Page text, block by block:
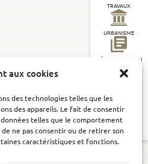
aux cookies
des technologies telles que les
des appareils. Le fait de consentir
telles que le comportement
ne pas consentir ou de retirer son
caractéristiques et fonctions.
TRAVAUX
URBANISME
DÉMARCHES EN LI
ADMINISTRATION
GÉNÉRALE
PRÉVENTION ET
SÉCURITÉ